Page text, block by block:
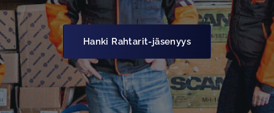
Hanki Rahtarit-jäsenyys